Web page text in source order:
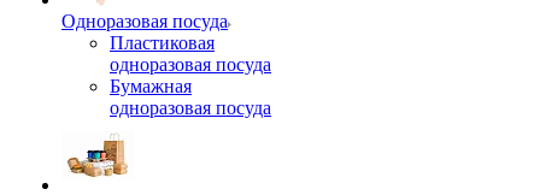
Одноразовая посуда
Пластиковая
одноразовая посуда
Бумажная
одноразовая посуда